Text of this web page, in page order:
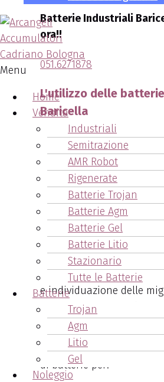
Menu
Home
Vendita
Industriali
Semitrazione
AMR Robot
Rigenerate
Batterie Trojan
Batterie Agm
Batterie Gel
Batterie Litio
Stazionario
Tutte le Batterie
Batterie
Trojan
Agm
Litio
Gel
Noleggio
Batterie Industriali
ora!!
051.6271878
L'utilizzo delle
Baricella
Tutte le nostre batterie
sono sempre diottima
qualità. Questa è una
caratteristiche
Accumulatori. Inoltre
consulenza ed assistenza
e individuazione delle
per i vostri mezzi di lavoro.
Pertanto affidati alla
di Arcangeli
di batterie per: